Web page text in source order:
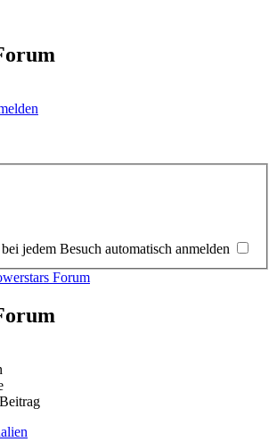
jedem Besuch automatisch anmelden
Forum